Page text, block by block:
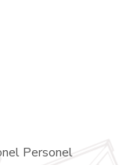
Personel